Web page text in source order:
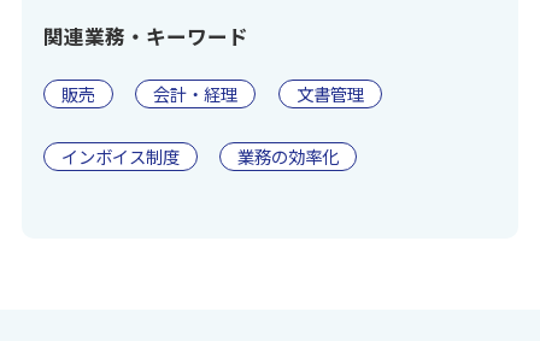
関連業務・キーワード
販売 会計・経理 文書管理
インボイス制度 業務の効率化